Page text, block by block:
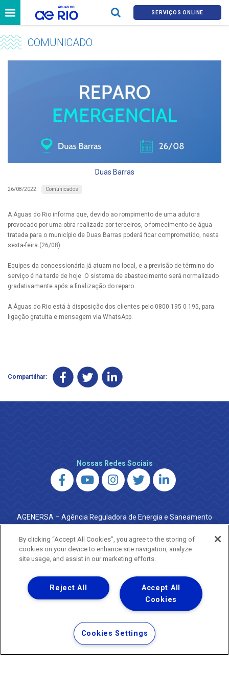
SERVIÇOS ONLINE
COMUNICADO
Duas Barras
26/08/2022 Comunicados
A Águas do Rio informa que, devido ao rompimento de uma adutora
provocado por uma obra realizada por terceiros, o fornecimento de água
tratada para o município de Duas Barras poderá ficar comprometido, nesta
sexta-feira (26/08).
Equipes da concessionária já atuam no local, e a previsão de término do
serviço é na tarde de hoje. O sistema de abastecimento será normalizado
gradativamente após a finalização do reparo.
A Águas do Rio está à disposição dos clientes pelo 0800 195 0 195, para
ligação gratuita e mensagem via WhatsApp.
Compartilhar:
Nossas Redes Sociais
AGENERSA – Agência Reguladora de Energia e Saneamento
do Estado do Rio de Janeiro
0800 024 9040 · (21) 2332-6457 (WhatsApp) ·
ouvidoria@agenersa.rj.gov.br/ouvidoria.agenersa@gmail.com
·http://www.agenersa.rj.gov.br
Uma empresa
Copyright ® 2026 - Todos os Direitos Reservados.
Termos Gerais de Uso de Sites e Aplicativos
Política de Privacidade e Proteção de Dados
By clicking “Accept All Cookies”, you agree to the storing of
cookies on your device to enhance site navigation, analyze
site usage, and assist in our marketing efforts.
Accept All
Cookies
Reject All
Cookies Settings